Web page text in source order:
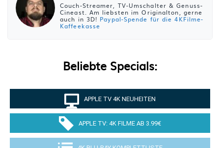
Couch-Streamer, TV-Umschalter & Genuss-
Cineast. Am liebsten im Originalton, gerne
auch in 3D! Paypal-Spende für die 4KFilme-
Kaffeekasse
Beliebte Specials:
APPLE TV 4K NEUHEITEN
APPLE TV: 4K FILME AB 3.99€